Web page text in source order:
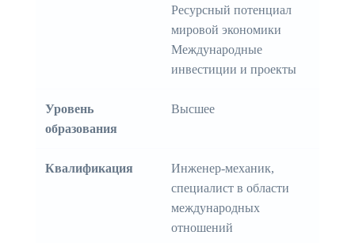
Ресурсный потенциал
мировой экономики
Международные
инвестиции и проекты
Уровень
образования
Высшее
Квалификация
Инженер-механик,
специалист в области
международных
отношений